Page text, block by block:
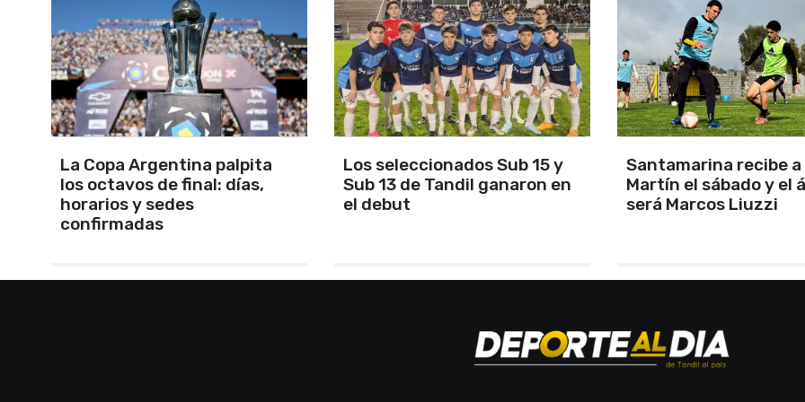
Los seleccionados Sub 15 y
Sub 13 de Tandil ganaron en
el debut
Santamarina recibe a San
Martín el sábado y el árbitro
será Marcos Liuzzi
Los Pumas se
enfrentar a Sudáfrica